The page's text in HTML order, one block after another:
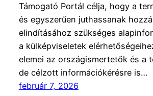
Támogató Portál célja, hogy a
és egyszerűen juthassanak
elindításához szükséges
a külképviseletek
elemei az országismertetők és a
de célzott információkérésre is…
február 7, 2026